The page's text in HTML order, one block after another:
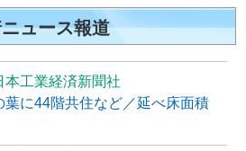
ュース報道
本工業経済新聞社
に44階共住など／延べ床面積